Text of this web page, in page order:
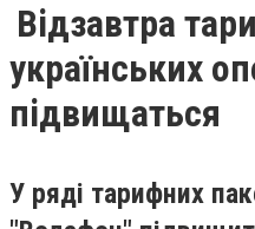
Відзавтра
українських
підвищаться
У ряді тарифних